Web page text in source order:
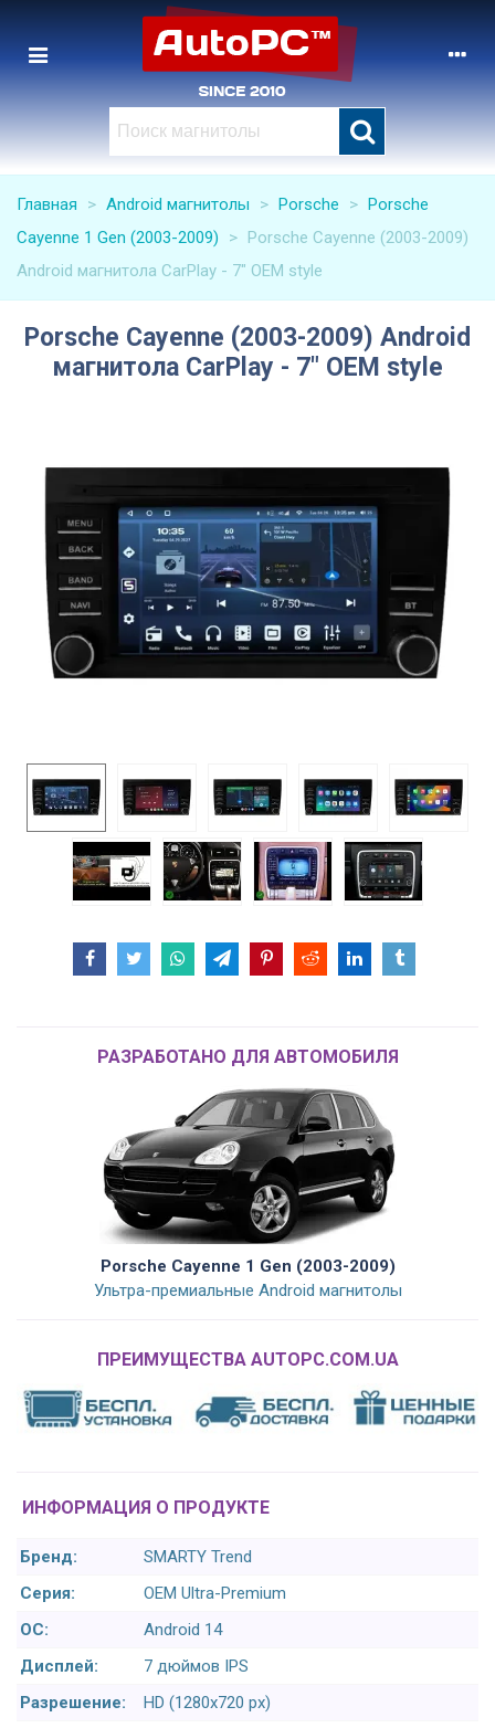
Главная > Android магнитолы > Porsche > Porsche
Cayenne 1 Gen (2003-2009)
> Porsche Cayenne (2003-2009)
Android магнитола CarPlay - 7" OEM style
Porsche Cayenne (2003-2009) Android
магнитола CarPlay - 7" OEM style
РАЗРАБОТАНО ДЛЯ АВТОМОБИЛЯ
Porsche Cayenne 1 Gen (2003-2009)
Ультра-премиальные Android магнитолы
ПРЕИМУЩЕСТВА AUTOPC.COM.UA
ИНФОРМАЦИЯ О ПРОДУКТЕ
Бренд:
SMARTY Trend
Серия:
OEM Ultra-Premium
ОС:
Android 14
Дисплей:
7 дюймов IPS
Разрешение:
HD (1280х720 px)